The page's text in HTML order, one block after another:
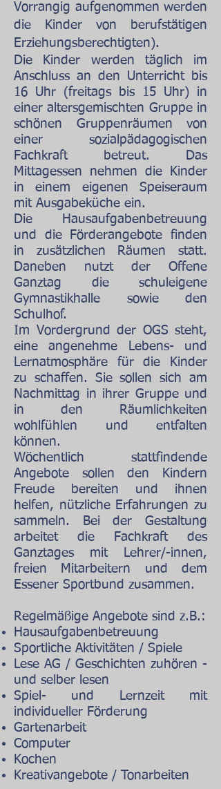
Vorrangig aufgenommen werden
die Kinder von berufstätigen
Erziehungsberechtigten).
Die Kinder werden täglich im
Anschluss an den Unterricht bis
16 Uhr (freitags bis 15 Uhr) in
einer altersgemischten Gruppe in
schönen Gruppenräumen von
einer sozialpädagogischen
Fachkraft betreut. Das
Mittagessen nehmen die Kinder
in einem eigenen Speiseraum
mit Ausgabeküche ein.
Die Hausaufgabenbetreuung
und die Förderangebote finden
in zusätzlichen Räumen statt.
Daneben nutzt der Offene
Ganztag die schuleigene
Gymnastikhalle sowie den
Schulhof.
Im Vordergrund der OGS steht,
eine angenehme Lebens- und
Lernatmosphäre für die Kinder
zu schaffen. Sie sollen sich am
Nachmittag in ihrer Gruppe und
in den Räumlichkeiten
wohlfühlen und entfalten
können.
Wöchentlich stattfindende
Angebote sollen den Kindern
Freude bereiten und ihnen
helfen, nützliche Erfahrungen zu
sammeln. Bei der Gestaltung
arbeitet die Fachkraft des
Ganztages mit Lehrer/-innen,
freien Mitarbeitern und dem
Essener Sportbund zusammen.
Regelmäßige Angebote sind z.B.:
Hausaufgabenbetreuung
Sportliche Aktivitäten / Spiele
Lese AG / Geschichten zuhören -
und selber lesen
Spiel- und Lernzeit mit
individueller Förderung
Gartenarbeit
Computer
Kochen
Kreativangebote / Tonarbeiten